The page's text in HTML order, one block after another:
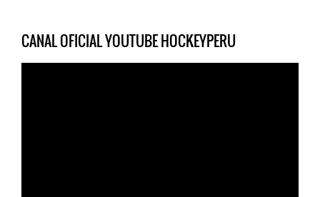
CANAL OFICIAL YOUTUBE HOCKEYPERU